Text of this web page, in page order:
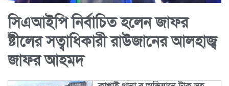
সিএআইপি নির্বাচিত হলেন জাফর
ষ্টীলের সত্বাধিকারী রাউজানের আলহাজ্ব
জাফর আহমদ